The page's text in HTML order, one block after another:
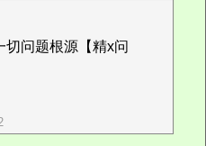
切问题根源【精x问